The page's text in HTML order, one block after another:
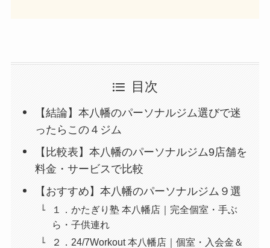
目次
【結論】本八幡のパーソナルジム選びで迷
ったらこの４ジム
【比較表】本八幡のパーソナルジム9店舗を
料金・サービスで比較
【おすすめ】本八幡のパーソナルジム９選
１．かたぎり塾 本八幡店｜完全個室・手ぶ
ら・子供連れ
２．24/7Workout 本八幡店｜個室・入会金＆